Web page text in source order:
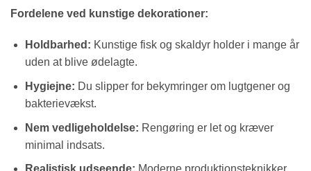
Fordelene ved kunstige dekorationer:
Holdbarhed: Kunstige fisk og skaldyr holder i mange år
uden at blive ødelagte.
Hygiejne: Du slipper for bekymringer om lugtgener og
bakterievækst.
Nem vedligeholdelse: Rengøring er let og kræver
minimal indsats.